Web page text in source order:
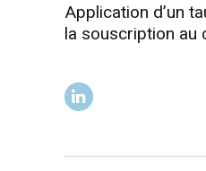
Application d’un
la souscription au